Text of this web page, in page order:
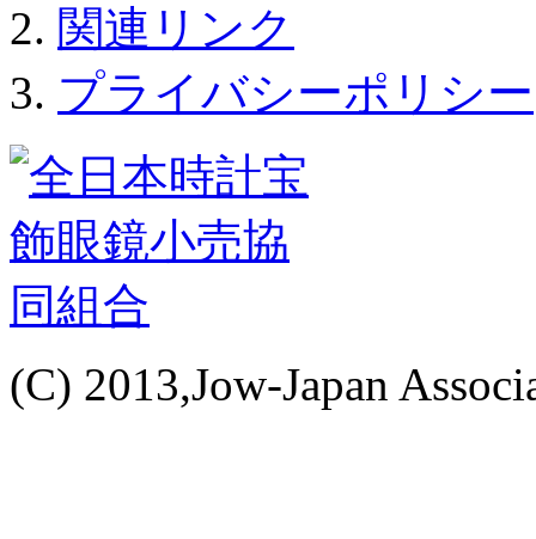
関連リンク
プライバシーポリシー
(C) 2013,Jow-Japan